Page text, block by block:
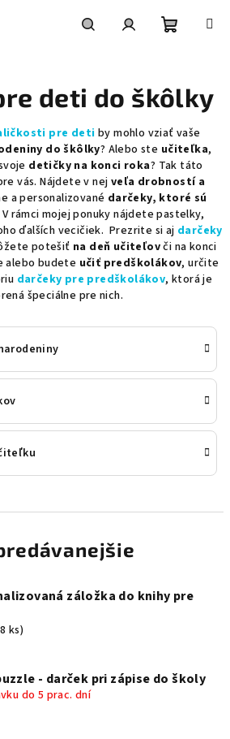
košík
deti do škôlky
pre deti by mohlo vziať vaše
do škôlky? Alebo ste učiteľka,
detičky na konci roka? Tak táto
vás. Nájdete v nej veľa drobností a
a personalizované darčeky, ktoré sú
V rámci mojej ponuky nájdete pastelky,
ďalších vecičiek. Prezrite si aj darčeky
potešiť na deň učiteľovči na konci
alebo budete učiť predškolákov, určite
darčeky pre predškolákov, ktorá je
špeciálne pre nich.
záložka do knihy pre
ks)
- darček pri zápise do školy
do 5 prac. dní